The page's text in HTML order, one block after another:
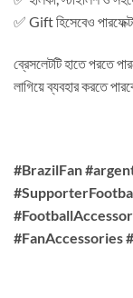
✅ Gift হিসেবেও পারফেক্ট
ব্রেসলেটটি হাতে পরতে
লাগিয়ে ব্যবহার করতে
#BrazilFan
#FanAccessories